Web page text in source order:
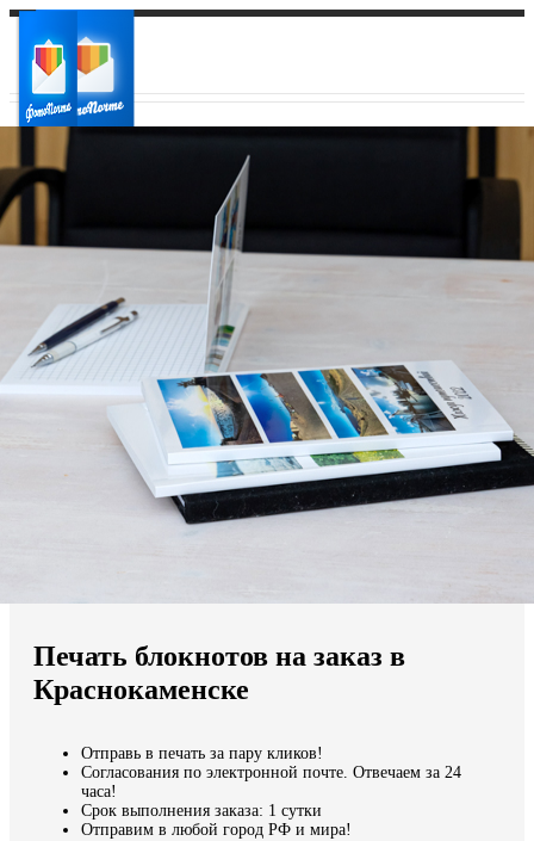
Ваш регион доставки
Выберите из списка:
Мы доставляем по всему миру
Продолжить без города
Печать блокнотов на заказ в
Краснокаменске
Отправь в печать за пару кликов!
Согласования по электронной почте. Отвечаем за 24
часа!
Срок выполнения заказа: 1 сутки
Отправим в любой город РФ и мира!